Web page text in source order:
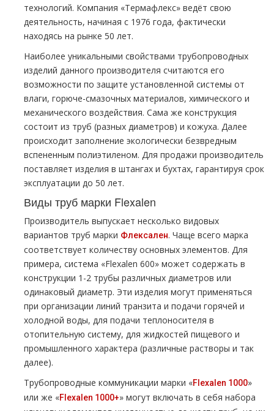
технологий. Компания «Термафлекс» ведёт свою
деятельность, начиная с 1976 года, фактически
находясь на рынке 50 лет.
Наиболее уникальными свойствами трубопроводных
изделий данного производителя считаются его
возможности по защите установленной системы от
влаги, горюче-смазочных материалов, химического и
механического воздействия. Сама же конструкция
состоит из труб (разных диаметров) и кожуха. Далее
происходит заполнение экологически безвредным
вспененным полиэтиленом. Для продажи производитель
поставляет изделия в штангах и бухтах, гарантируя срок
эксплуатации до 50 лет.
Виды труб марки Flexalen
Производитель выпускает несколько видовых
вариантов труб марки Флексален. Чаще всего марка
соответствует количеству основных элементов. Для
примера, система «Flexalen 600» может содержать в
конструкции 1-2 трубы различных диаметров или
одинаковый диаметр. Эти изделия могут применяться
при организации линий транзита и подачи горячей и
холодной воды, для подачи теплоносителя в
отопительную систему, для жидкостей пищевого и
промышленного характера (различные растворы и так
далее).
Трубопроводные коммуникации марки «Flexalen 1000»
или же «Flexalen 1000+» могут включать в себя набора